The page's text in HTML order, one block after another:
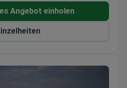
Angebot einholen